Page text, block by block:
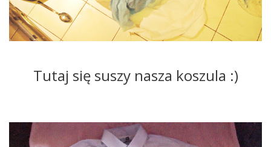
Tutaj się suszy nasza koszula :)